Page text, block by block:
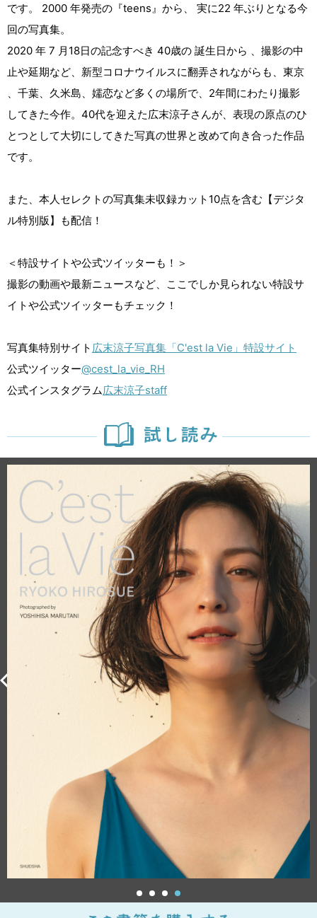
です。 2000 年発売の『teens』から、 実に22 年ぶりとなる今
回の写真集。
2020 年 7 月18日の記念すべき 40歳の 誕生日から 、撮影の中
止や延期など、新型コロナウイルスに翻弄されながらも、東京
、千葉、久米島、嬬恋など多くの場所で、2年間にわたり撮影
してきた今作。40代を迎えた広末涼子さんが、表現の原点のひ
とつとして大切にしてきた写真の世界と改めて向き合った作品
です。
また、本人セレクトの写真集未収録カット10点を含む【デジタ
ル特別版】も配信！
＜特設サイトや公式ツイッターも！＞
撮影の動画や最新ニュースなど、ここでしか見られない特設サ
イトや公式ツイッターもチェック！
写真集特別サイト 広末涼子写真集「C'est la Vie」特設サイト
公式ツイッター@cest_la_vie_RH
公式インスタグラム広末涼子staff